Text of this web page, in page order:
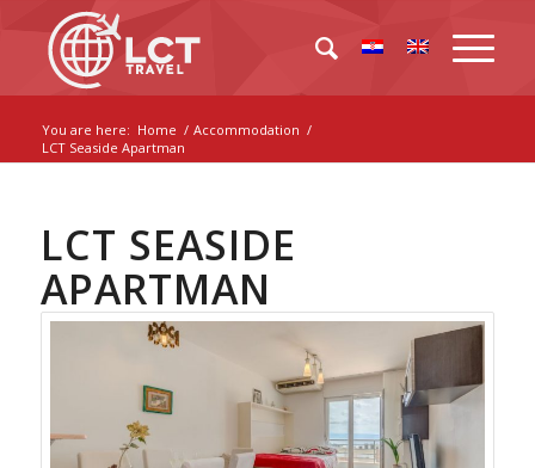
You are here: Home / Accommodation /
LCT Seaside Apartman
LCT SEASIDE
APARTMAN